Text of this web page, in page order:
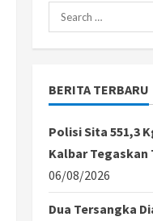
Search
for:
BERITA TERBARU
Polisi Sita 551,3
Kalbar Tegaskan
06/08/2026
Dua Tersangka